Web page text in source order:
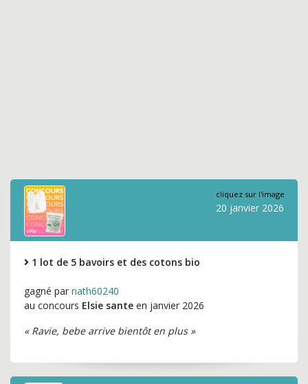
cliquez sur l'image
20 janvier 2026
1 lot de 5 bavoirs et des cotons bio
gagné par nath60240
au concours Elsie sante en janvier 2026
« Ravie, bebe arrive bientôt en plus »